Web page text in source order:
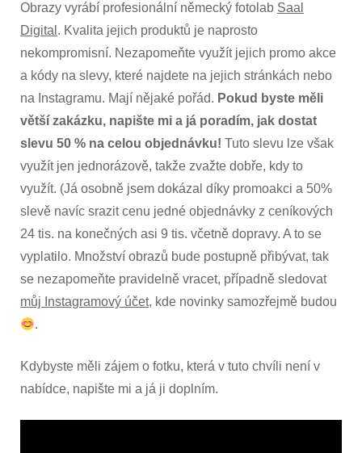
Obrazy vyrábí profesionální německý fotolab Saal
Digital . Kvalita jejich produktů je naprosto
nekompromisní. Nezapomeňte využít jejich promo akce
a kódy na slevy, které najdete na jejich stránkách nebo
na Instagramu. Mají nějaké pořád. Pokud byste měli
větší zakázku, napište mi a já poradím, jak dostat
slevu 50 % na celou objednávku! Tuto slevu lze však
využít jen jednorázově, takže zvažte dobře, kdy to
využít. (Já osobně jsem dokázal díky promoakci a 50%
slevě navíc srazit cenu jedné objednávky z ceníkových
24 tis. na konečných asi 9 tis. včetně dopravy. A to se
vyplatilo. Množství obrazů bude postupně přibývat, tak
se nezapomeňte pravidelně vracet, případně sledovat
můj Instagramový účet, kde novinky samozřejmě budou
.
Kdybyste měli zájem o fotku, která v tuto chvíli není v
nabídce, napište mi a já ji doplním.